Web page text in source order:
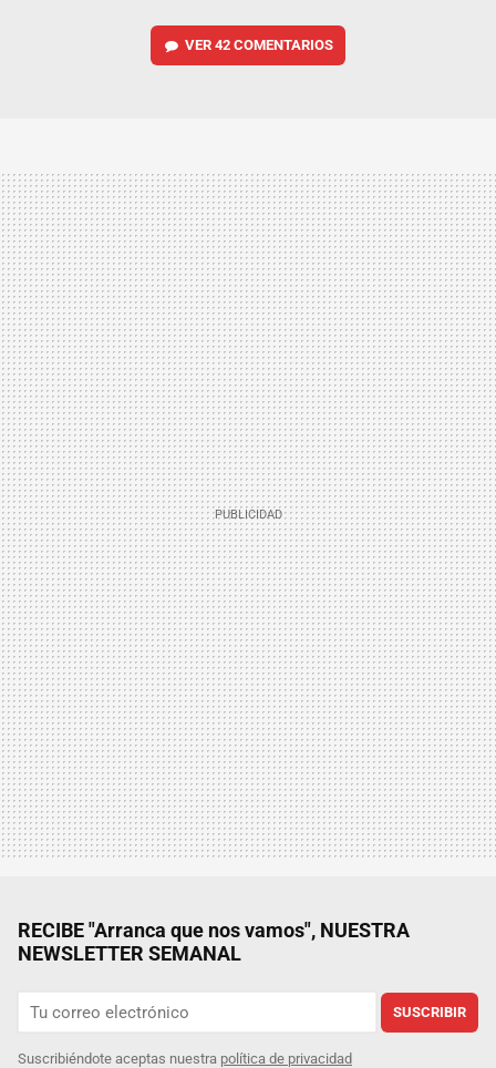
VER 42 COMENTARIOS
RECIBE "Arranca que nos vamos", NUESTRA
NEWSLETTER SEMANAL
SUSCRIBIR
Suscribiéndote aceptas nuestra política de privacidad